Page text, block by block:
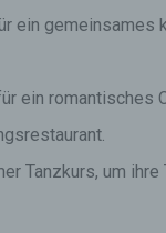
ein gemeinsames
ein romantisches
Tanzkurs, um